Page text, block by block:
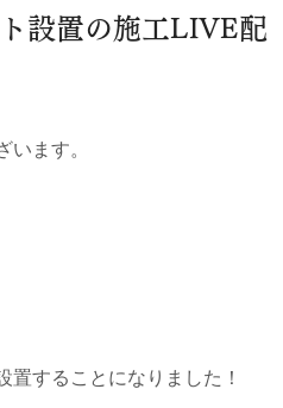
設置の施工LIVE配
います。
置することになりました！